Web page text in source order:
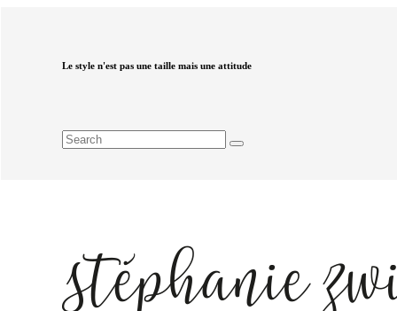
Le style n'est pas une taille mais une attitude